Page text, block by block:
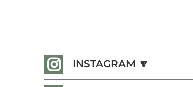
INSTAGRAM 🔽